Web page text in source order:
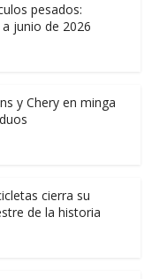
pesados:
junio de 2026
y Chery en minga
cierra su
de la historia